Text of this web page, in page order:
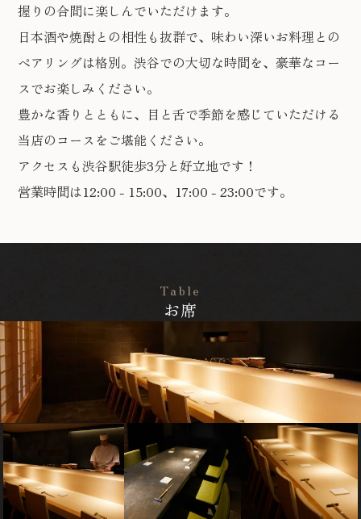
握りの合間に楽しんでいただけます。
日本酒や焼酎との相性も抜群で、味わい深いお料理との
ペアリングは格別。渋谷での大切な時間を、豪華なコー
スでお楽しみください。
豊かな香りとともに、目と舌で季節を感じていただける
当店のコースをご堪能ください。
アクセスも渋谷駅徒歩3分と好立地です！
営業時間は12:00 - 15:00、17:00 - 23:00です。
Table
お席